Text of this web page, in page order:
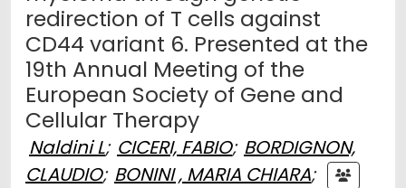
redirection of T cells against
CD44 variant 6. Presented at the
19th Annual Meeting of the
European Society of Gene and
Cellular Therapy
Naldini L; CICERI, FABIO; BORDIGNON,
CLAUDIO; BONINI , MARIA CHIARA;